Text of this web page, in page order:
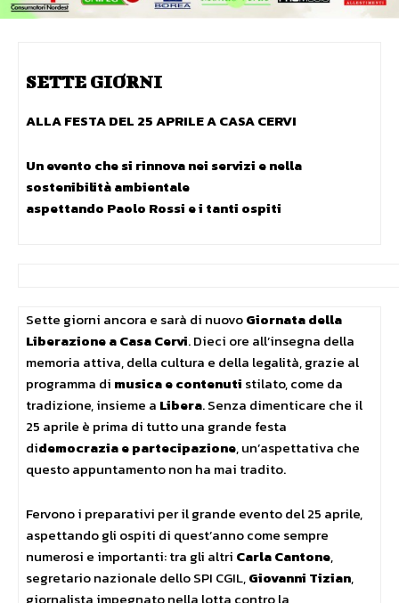
SETTE GIORNI
ALLA FESTA DEL 25 APRILE A CASA CERVI
Un evento che si rinnovanei servizi e nella
sostenibilità ambientale
aspettando Paolo Rossi e i tanti ospiti
Sette giorni ancora e sarà di nuovoGiornata della
Liberazione a Casa Cervi. Dieci ore all’insegna della
memoria attiva, della cultura e della legalità, grazie al
programma di musica e contenuti stilato, come da
tradizione, insieme a Libera. Senza dimenticare che il
25 aprile è prima di tutto una grande festa
didemocrazia e partecipazione, un’aspettativa che
questo appuntamento non ha mai tradito.
Fervono i preparativi per il grande evento del 25 aprile,
aspettando gli ospiti di quest’anno come sempre
numerosi e importanti: tra gli altri Carla Cantone,
segretario nazionale dello SPI CGIL,Giovanni Tizian,